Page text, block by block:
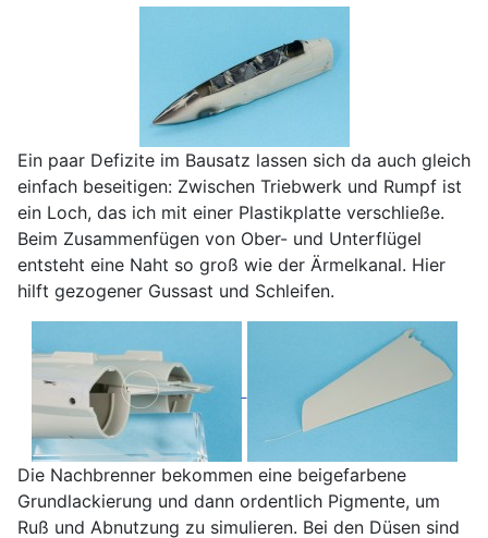
Ein paar Defizite im Bausatz lassen sich da auch gleich
einfach beseitigen: Zwischen Triebwerk und Rumpf ist
ein Loch, das ich mit einer Plastikplatte verschließe.
Beim Zusammenfügen von Ober- und Unterflügel
entsteht eine Naht so groß wie der Ärmelkanal. Hier
hilft gezogener Gussast und Schleifen.
Die Nachbrenner bekommen eine beigefarbene
Grundlackierung und dann ordentlich Pigmente, um
Ruß und Abnutzung zu simulieren. Bei den Düsen sind